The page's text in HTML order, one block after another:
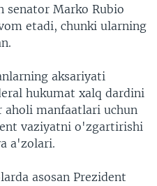
senator Marko Rubio
etadi, chunki ularning
aksariyati
hukumat xalq dardini
aholi manfaatlari uchun
vaziyatni o'zgartirishi
a'zolari.
asosan Prezident